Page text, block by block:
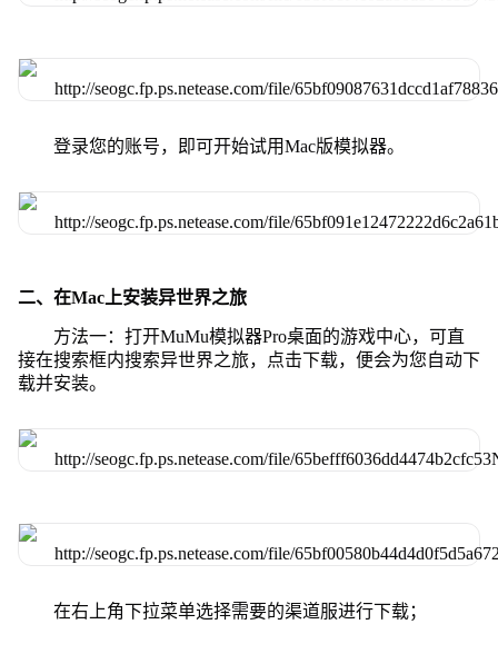
登录您的账号，即可开始试用Mac版模拟器。
二、在Mac上安装异世界之旅
方法一：打开MuMu模拟器Pro桌面的游戏中心，可直
接在搜索框内搜索异世界之旅，点击下载，便会为您自动下
载并安装。
在右上角下拉菜单选择需要的渠道服进行下载；